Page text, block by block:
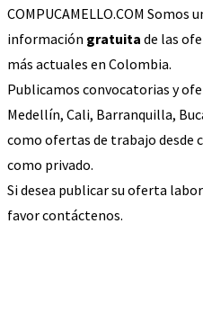
COMPUCAMELLO.COM Somos
información gratuita de las
más actuales en Colombia.
Publicamos convocatorias y
Medellín, Cali, Barranquilla,
como ofertas de trabajo desde
como privado.
Si desea publicar su oferta
favor contáctenos.